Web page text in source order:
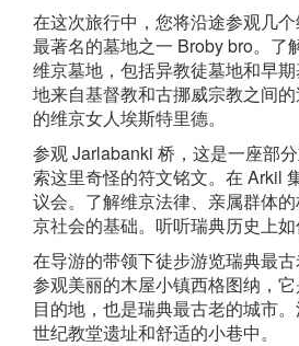
在这次旅行中，您将沿途参观几
最著名的墓地之一 Broby bro。了
维京墓地，包括异教徒墓地和早
地来自基督教和古挪威宗教之间
的维京女人埃斯特里德。
参观 Jarlabanki 桥，这是一座部
索这里奇怪的符文铭文。在 Arkil
议会。了解维京法律、亲属群体
京社会的基础。听听瑞典历史上如
在导游的带领下徒步游览瑞典最古
参观美丽的木屋小镇西格图纳，
目的地，也是瑞典最古老的城市
世纪教堂遗址和舒适的小巷中。